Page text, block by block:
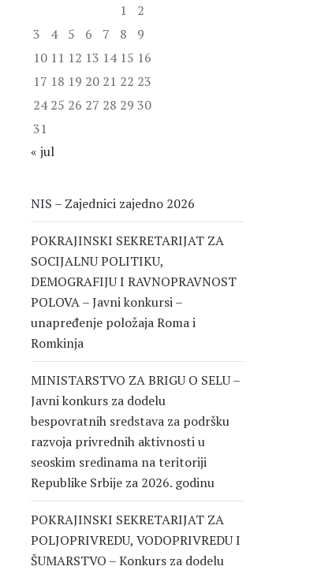
1
2
3
4 5 6 7 8
9
10 11 12 13 14 15 16
17 18 19 20 21 22 23
24 25 26 27 28 29 30
31
« jul
NIS – Zajednici zajedno 2026
POKRAJINSKI SEKRETARIJAT ZA
SOCIJALNU POLITIKU,
DEMOGRAFIJU I RAVNOPRAVNOST
POLOVA – Javni konkursi –
unapređenje položaja Roma i
Romkinja
MINISTARSTVO ZA BRIGU O SELU –
Javni konkurs za dodelu
bespovratnih sredstava za podršku
razvoja privrednih aktivnosti u
seoskim sredinama na teritoriji
Republike Srbije za 2026. godinu
POKRAJINSKI SEKRETARIJAT ZA
POLJOPRIVREDU, VODOPRIVREDU I
ŠUMARSTVO – Konkurs za dodelu